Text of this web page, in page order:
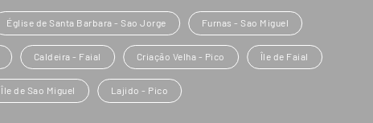
Église de Santa Barbara - Sao Jorge Furnas - Sao Miguel
Caldeira - Faial Criação Velha - Pico Île de Faial
Île de Sao Miguel Lajido - Pico